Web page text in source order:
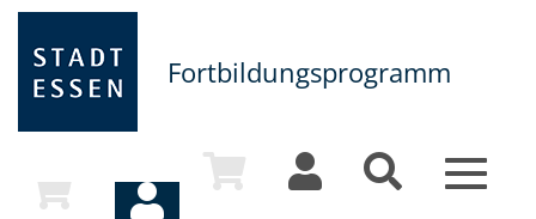
Fortbildungsprogramm
Toggle